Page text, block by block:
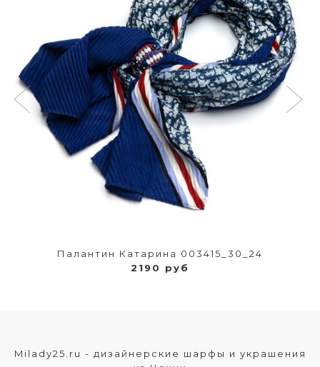
Палантин Катарина 003415_30_24
2190 руб
Milady25.ru - дизайнерские шарфы и украшения